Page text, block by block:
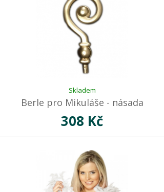
Skladem
Berle pro Mikuláše - násada
308 Kč